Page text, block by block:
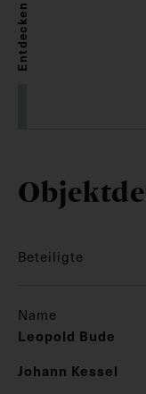
Entdecken
Beteiligte
Name
Leopold Bude
Johann Kessel